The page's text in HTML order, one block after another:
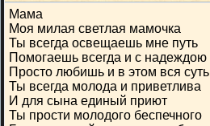
Мама
Моя милая светлая мамочка
Ты всегда освещаешь мне путь
Помогаешь всегда и с надеждою
Просто любишь и в этом вся суть
Ты всегда молода и приветлива
И для сына единый приют
Ты прости молодого беспечного